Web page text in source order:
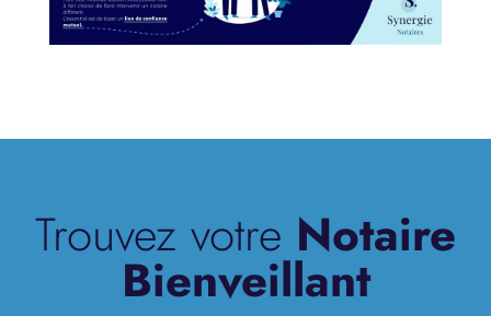
Trouvez votre Notaire
Bienveillant